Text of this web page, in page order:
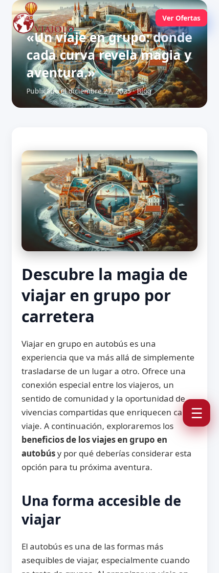
☰
Ver Ofertas
«Un viaje en grupo: donde
cada curva revela magia y
aventura.»
Publicado el diciembre 27, 2025 ·Blog
Descubre la magia de
viajar en grupo por
carretera
Viajar en grupo en autobús es una
experiencia que va más allá de simplemente
trasladarse de un lugar a otro. Ofrece una
conexión especial entre los viajeros, un
sentido de comunidad y la oportunidad de
vivencias compartidas que enriquecen cada
viaje. A continuación, exploraremos los
beneficios de los viajes en grupo en
autobúsy por qué deberías considerar esta
opción para tu próxima aventura.
Una forma accesible de
viajar
El autobús es una de las formas más
asequibles de viajar, especialmente cuando